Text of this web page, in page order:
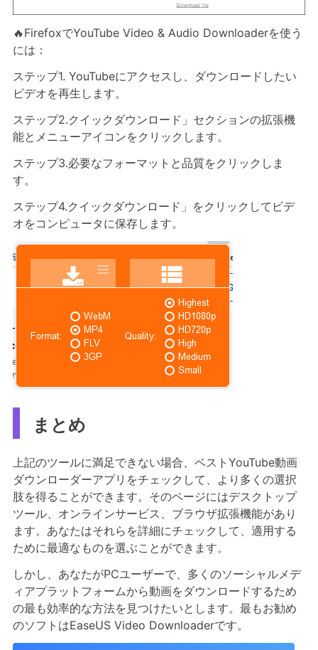
🔥FirefoxでYouTube Video & Audio Downloaderを使う
には：
ステップ1. YouTubeにアクセスし、ダウンロードしたい
ビデオを再生します。
ステップ2.クイックダウンロード」セクションの拡張機
能とメニューアイコンをクリックします。
ステップ3.必要なフォーマットと品質をクリックしま
す。
ステップ4.クイックダウンロード」をクリックしてビデ
オをコンピュータに保存します。
まとめ
上記のツールに満足できない場合、ベストYouTube動画
ダウンローダーアプリをチェックして、より多くの選択
肢を得ることができます。そのページにはデスクトップ
ツール、オンラインサービス、ブラウザ拡張機能があり
ます。あなたはそれらを詳細にチェックして、適用する
ために最適なものを選ぶことができます。
しかし、あなたがPCユーザーで、多くのソーシャルメデ
ィアプラットフォームから動画をダウンロードするため
の最も効率的な方法を見つけたいとします。最もお勧め
のソフトはEaseUS Video Downloaderです。